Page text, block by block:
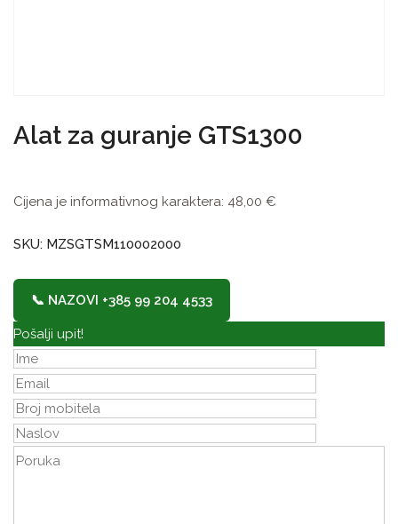
Alat za guranje GTS1300
Cijena je informativnog karaktera: 48,00 €
SKU: MZSGTSM110002000
📞 NAZOVI +385 99 204 4533
Pošalji upit!